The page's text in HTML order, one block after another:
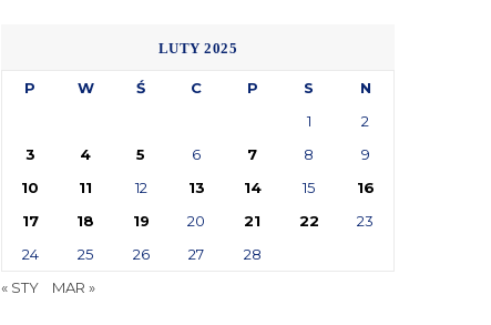
LUTY 2025
P W Ś C P S
N
1
2
3
4 5 6 7 8
9
10
11 12 13 14 15
16
17
18 19 20 21 22
23
24
25 26 27
28
« STY
MAR »